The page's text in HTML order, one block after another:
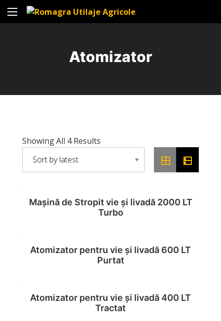
Atomizator
Showing All 4 Results
Mașină de Stropit vie și livadă 2000 LT
Turbo
Read more
Atomizator pentru vie și livadă 600 LT
Purtat
Read more
Atomizator pentru vie și livadă 400 LT
Tractat